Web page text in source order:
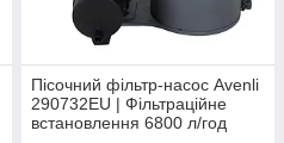
Пісочний фільтр-насос Avenli
290732EU | Фільтраційне
встановлення 6800 л/год